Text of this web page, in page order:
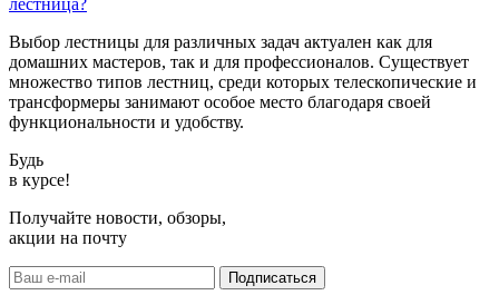
лестница?
Выбор лестницы для различных задач актуален как для
домашних мастеров, так и для профессионалов. Существует
множество типов лестниц, среди которых телескопические и
трансформеры занимают особое место благодаря своей
функциональности и удобству.
Будь
в курсе!
Получайте новости, обзоры,
акции на почту